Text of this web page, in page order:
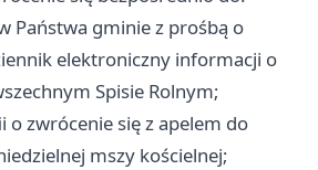
Państwa gminie z prośbą o
elektroniczny informacji o
Spisie Rolnym;
o zwrócenie się z apelem do
mszy kościelnej;